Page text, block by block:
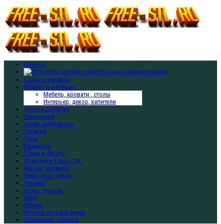
Главная
Панно и картины
Мебель и интерьер
Мебель, кровати , столы
Интерьер, декор, капители
Охота и рыбалка
Персонажи
Гербы, медальоны
Религия
Часы
Ювелирка
Рамки и багеты
3D модели 4 Axis CNC
Нарды, шахматы
Животные, птицы
Техника
Ножи, топоры
Азия
Разное
Модели по Ожиганову
Праздники, обереги